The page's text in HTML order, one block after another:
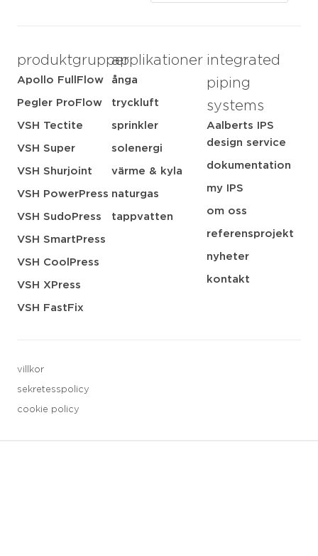
produktgrupper
Apollo FullFlow
Pegler ProFlow
VSH Tectite
VSH Super
VSH Shurjoint
VSH PowerPress
VSH SudoPress
VSH SmartPress
VSH CoolPress
VSH XPress
VSH FastFix
applikationer
ånga
tryckluft
sprinkler
solenergi
värme & kyla
naturgas
tappvatten
integrated
piping
systems
Aalberts IPS
design service
dokumentation
my IPS
om oss
referensprojekt
nyheter
kontakt
villkor
sekretesspolicy
cookie policy